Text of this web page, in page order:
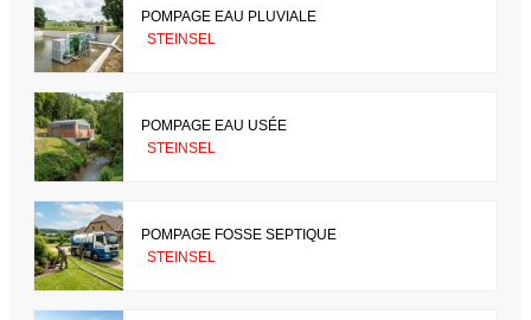
POMPAGE EAU PLUVIALE
STEINSEL
POMPAGE EAU USÉE
STEINSEL
POMPAGE FOSSE SEPTIQUE
STEINSEL